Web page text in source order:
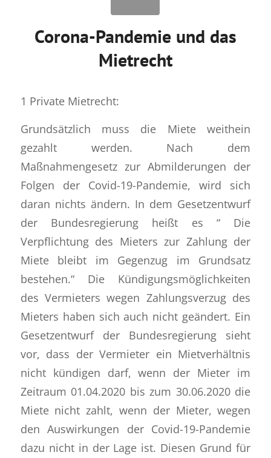
Corona-Pandemie und das
Mietrecht
1 Private Mietrecht:
Grundsätzlich muss die Miete weithein
gezahlt werden. Nach dem
Maßnahmengesetz zur Abmilderungen der
Folgen der Covid-19-Pandemie, wird sich
daran nichts ändern. In dem Gesetzentwurf
der Bundesregierung heißt es “ Die
Verpflichtung des Mieters zur Zahlung der
Miete bleibt im Gegenzug im Grundsatz
bestehen.“ Die Kündigungsmöglichkeiten
des Vermieters wegen Zahlungsverzug des
Mieters haben sich auch nicht geändert. Ein
Gesetzentwurf der Bundesregierung sieht
vor, dass der Vermieter ein Mietverhältnis
nicht kündigen darf, wenn der Mieter im
Zeitraum 01.04.2020 bis zum 30.06.2020 die
Miete nicht zahlt, wenn der Mieter, wegen
den Auswirkungen der Covid-19-Pandemie
dazu nicht in der Lage ist. Diesen Grund für